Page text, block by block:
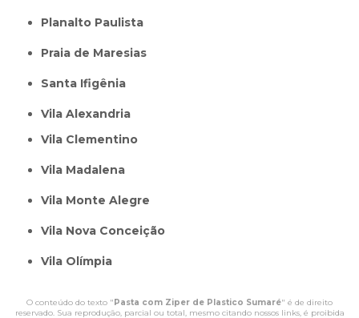
Planalto Paulista
Praia de Maresias
Santa Ifigênia
Vila Alexandria
Vila Clementino
Vila Madalena
Vila Monte Alegre
Vila Nova Conceição
Vila Olímpia
O conteúdo do texto "Pasta com Ziper de Plastico Sumaré" é de direito
reservado. Sua reprodução, parcial ou total, mesmo citando nossos links, é proibida